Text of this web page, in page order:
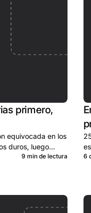
primero,
equivocada en los
duros, luego
9 min de lectura 6